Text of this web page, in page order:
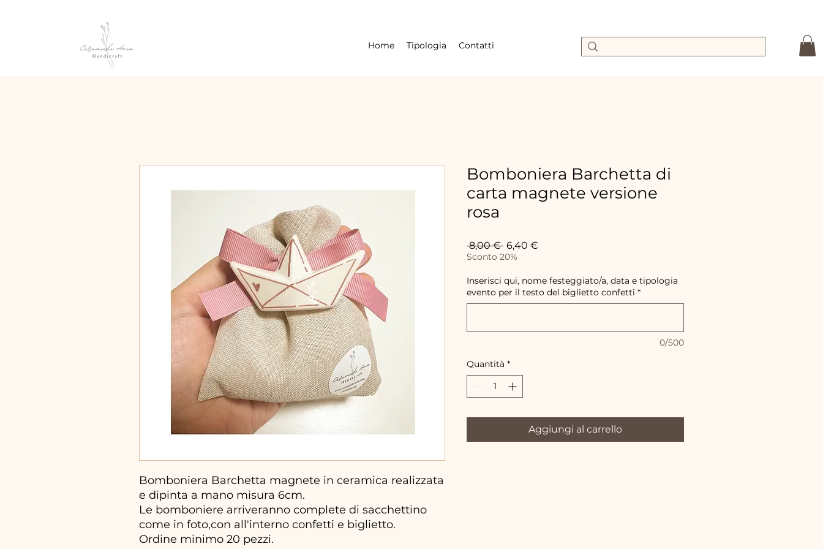
Home Tipologia Contatti
Bomboniera Barchetta magnete in ceramica realizzata
e dipinta a mano misura 6cm.
Le bomboniere arriveranno complete di sacchettino
come in foto,con all'interno confetti e biglietto.
Ordine minimo 20 pezzi.
Bomboniera Barchetta di
carta magnete versione
rosa
8,00 € Prezzo
regolare
6,40 €
Sconto 20%
Inserisci qui, nome festeggiato/a, data e tipologia
evento per il testo del biglietto confetti *
0/500
Quantità *
Aggiungi al carrello